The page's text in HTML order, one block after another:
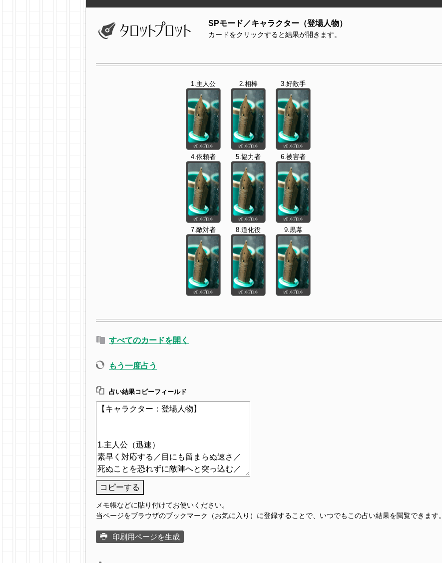
SPモード／キャラクター（登場人物）
カードをクリックすると結果が開きます。
1.主人公 2.相棒 3.好敵手
4.依頼者 5.協力者 6.被害者
7.敵対者 8.道化役 9.黒幕
すべてのカードを開く
もう一度占う
占い結果コピーフィールド
コピーする
メモ帳などに貼り付けてお使いください。
当ページをブラウザのブックマーク（お気に入り）に登録することで、いつでもこの占い結果を閲覧できます。
印刷用ページを生成